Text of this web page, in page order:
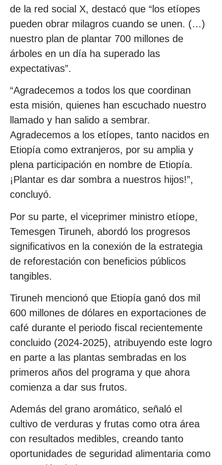
de la red social X, destacó que “los etíopes
pueden obrar milagros cuando se unen. (…)
nuestro plan de plantar 700 millones de
árboles en un día ha superado las
expectativas”.
“Agradecemos a todos los que coordinan
esta misión, quienes han escuchado nuestro
llamado y han salido a sembrar.
Agradecemos a los etíopes, tanto nacidos en
Etiopía como extranjeros, por su amplia y
plena participación en nombre de Etiopía.
¡Plantar es dar sombra a nuestros hijos!”,
concluyó.
Por su parte, el viceprimer ministro etíope,
Temesgen Tiruneh, abordó los progresos
significativos en la conexión de la estrategia
de reforestación con beneficios públicos
tangibles.
Tiruneh mencionó que Etiopía ganó dos mil
600 millones de dólares en exportaciones de
café durante el periodo fiscal recientemente
concluido (2024-2025), atribuyendo este logro
en parte a las plantas sembradas en los
primeros años del programa y que ahora
comienza a dar sus frutos.
Además del grano aromático, señaló el
cultivo de verduras y frutas como otra área
con resultados medibles, creando tanto
oportunidades de seguridad alimentaria como